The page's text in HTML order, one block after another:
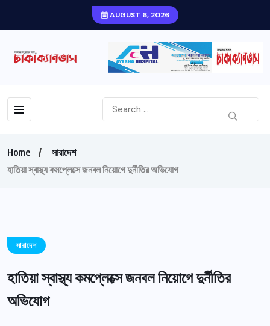
AUGUST 6, 2026
Home
সারাদেশ
হাতিয়া স্বাস্থ্য কমপ্লেক্সে জনবল নিয়োগে দুর্নীতির অভিযোগ
সারাদেশ
হাতিয়া স্বাস্থ্য কমপ্লেক্সে জনবল নিয়োগে দুর্নীতির
অভিযোগ